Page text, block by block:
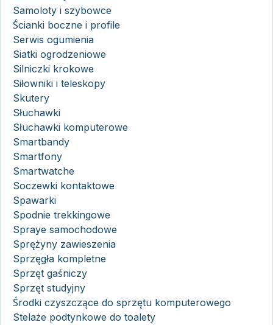
Samoloty i szybowce
Ścianki boczne i profile
Serwis ogumienia
Siatki ogrodzeniowe
Silniczki krokowe
Siłowniki i teleskopy
Skutery
Słuchawki
Słuchawki komputerowe
Smartbandy
Smartfony
Smartwatche
Soczewki kontaktowe
Spawarki
Spodnie trekkingowe
Spraye samochodowe
Sprężyny zawieszenia
Sprzęgła kompletne
Sprzęt gaśniczy
Sprzęt studyjny
Środki czyszczące do sprzętu komputerowego
Stelaże podtynkowe do toalety